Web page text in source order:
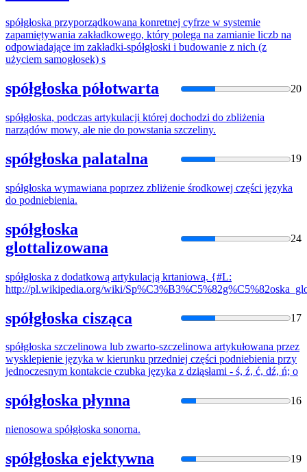
spółgłoska przyporządkowana konretnej cyfrze w systemie
zapamiętywania zakładkowego, który polega na zamianie liczb na
odpowiadające im zakładki-spółgłoski i budowanie z nich (z
użyciem samogłosek) s
spółgłoska półotwarta 20
spółgłoska, podczas artykulacji której dochodzi do zbliżenia
narządów mowy, ale nie do powstania szczeliny.
spółgłoska palatalna 19
spółgłoska wymawiana poprzez zbliżenie środkowej części języka
do podniebienia.
spółgłoska
glottalizowana
24
spółgłoska z dodatkową artykulacją krtaniową. {#L:
http://pl.wikipedia.org/wiki/
spółgłoska cisząca 17
spółgłoska szczelinowa lub zwarto-szczelinowa artykułowana przez
wysklepienie języka w kierunku przedniej części podniebienia przy
jednoczesnym kontakcie czubka języka z dziąsłami - ś, ź, ć, dź, ń; o
spółgłoska płynna 16
nienosowa spółgłoska sonorna.
spółgłoska ejektywna 19